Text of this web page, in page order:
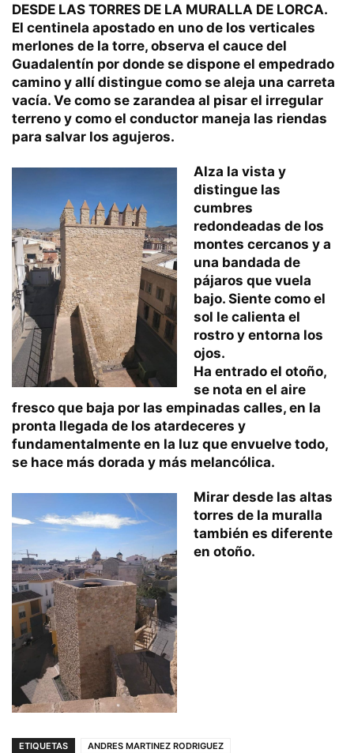
DESDE LAS TORRES DE LA MURALLA DE LORCA.
El centinela apostado en uno de los verticales
merlones de la torre, observa el cauce del
Guadalentín por donde se dispone el empedrado
camino y allí distingue como se aleja una carreta
vacía. Ve como se zarandea al pisar el irregular
terreno y como el conductor maneja las riendas
para salvar los agujeros.
Alza la vista y
distingue las
cumbres
redondeadas de los
montes cercanos y a
una bandada de
pájaros que vuela
bajo. Siente como el
sol le calienta el
rostro y entorna los
ojos.
Ha entrado el otoño,
se nota en el aire
fresco que baja por las empinadas calles, en la
pronta llegada de los atardeceres y
fundamentalmente en la luz que envuelve todo,
se hace más dorada y más melancólica.
Mirar desde las altas
torres de la muralla
también es diferente
en otoño.
ETIQUETAS
ANDRES MARTINEZ RODRIGUEZ